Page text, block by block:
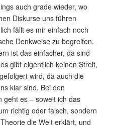
auch grade wieder, wo
Diskurse uns führen
fällt es mir einfach noch
Denkweise zu begreifen.
ist das einfacher, da sind
gibt eigentlich keinen Streit,
wird, da auch die
klar sind. Bei den
geht es – soweit ich das
richtig oder falsch, sondern
die Welt erklärt, und